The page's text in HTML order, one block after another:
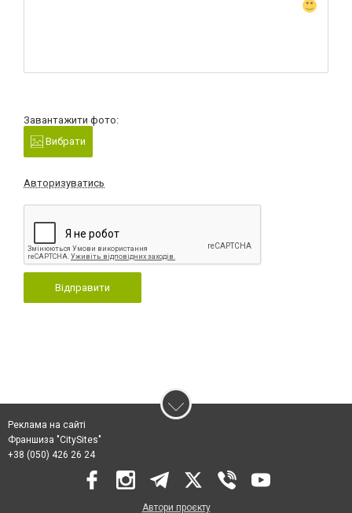
Завантажити фото:
Вибрати
Авторизуватись
Відправити
Реклама на сайті
Франшиза "CitySites"
+38 (050) 426 26 24
Автори проєкту